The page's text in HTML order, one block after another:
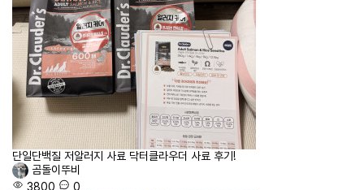
단일단백질 저알러지 사료 닥터클라우더 사료 후기!
곰돌이뚜비
3800
0